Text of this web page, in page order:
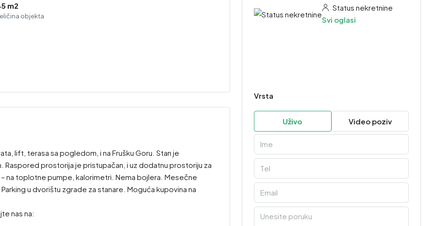
m2
objekta
lift, terasa sa pogledom, i na Frušku Goru. Stan je
prostorija je pristupačan, i uz dodatnu prostoriju za
na toplotne pumpe, kalorimetri. Nema bojlera. Mesečne
u dvorištu zgrade za stanare. Moguća kupovina na
nas na:
Status nekretnine
Svi oglasi
Vrsta
Uživo Video poziv